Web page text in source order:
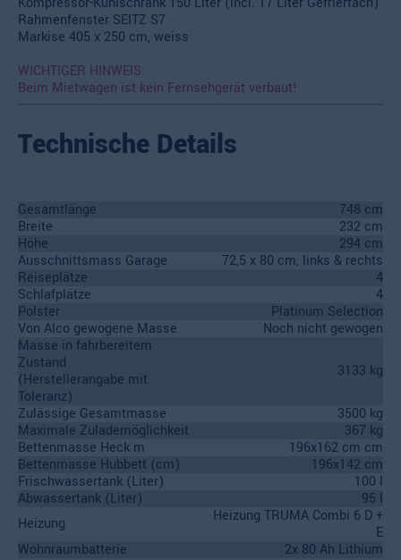
Rahmenfenster SEITZ S7
Markise 405 x 250 cm, weiss
WICHTIGER HINWEIS:
Beim Mietwagen ist kein Fernsehgerät verbaut!
Technische Details
Gesamtlänge
748 cm
Breite
232 cm
Höhe
294 cm
Ausschnittsmass Garage
72,5 x 80 cm, links & rechts
Reiseplätze
4
Schlafplätze
4
Polster
Platinum Selection
Von Alco gewogene Masse
Noch nicht gewogen
Masse in fahrbereitem
Zustand
(Herstellerangabe mit
Toleranz)
3133 kg
Zulässige Gesamtmasse
3500 kg
Maximale Zulademöglichkeit
367 kg
Bettenmasse Heck m
196x162 cm cm
Bettenmasse Hubbett (cm)
196x142 cm
Frischwassertank (Liter)
100 l
Abwassertank (Liter)
95 l
Heizung
Heizung TRUMA Combi 6 D +
E
Wohnraumbatterie
2x 80 Ah Lithium